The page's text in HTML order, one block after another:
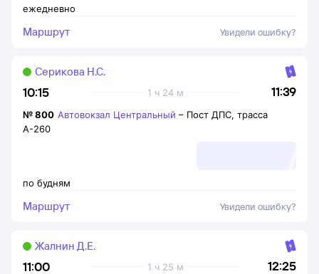
ежедневно
Маршрут Увидели ошибку?
10:15 11:39
1 ч 24 м
Серикова Н.С.
по будням
№800 Автовокзал Центральный – Пост ДПС, трасса
А-260
Маршрут Увидели ошибку?
11:00 12:25
1 ч 25 м
Жалнин Д.Е.